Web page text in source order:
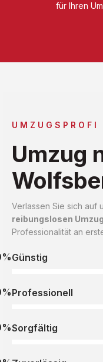
für Ihren
UMZUGSPROFI
Umzug
Verlassen Sie sich auf
reibungslosen
Professionalität an
Günstig
Professionell
Sorgfältig